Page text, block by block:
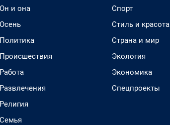
Он и она
Осень
Политика
Происшествия
Работа
Развлечения
Религия
Семья
Спорт
Стиль и красота
Страна и мир
Экология
Экономика
Спецпроекты